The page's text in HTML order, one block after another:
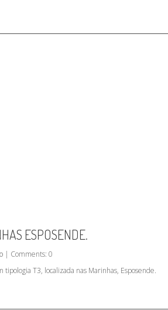
ESPOSENDE.
| Comments: 0
T3, localizada nas Marinhas, Esposende.